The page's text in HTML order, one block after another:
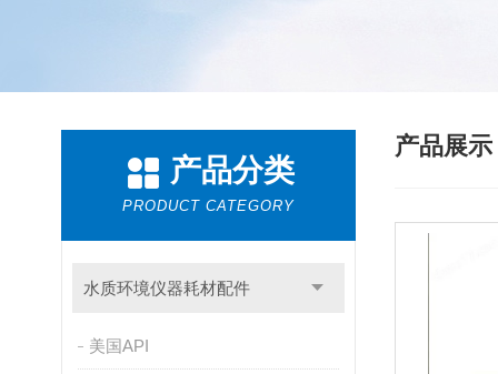
产品分类
PRODUCT CATEGORY
水质环境仪器耗材配件
美国API
产品展示